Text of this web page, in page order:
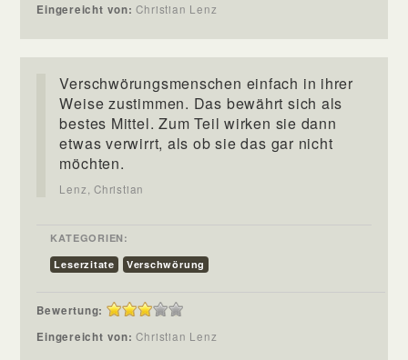
Eingereicht von:Christian Lenz
Verschwörungsmenschen einfach in ihrer
Weise zustimmen. Das bewährt sich als
bestes Mittel. Zum Teil wirken sie dann
etwas verwirrt, als ob sie das gar nicht
möchten.
Lenz, Christian
KATEGORIEN:
Leserzitate
Verschwörung
Bewertung:
Eingereicht von:Christian Lenz